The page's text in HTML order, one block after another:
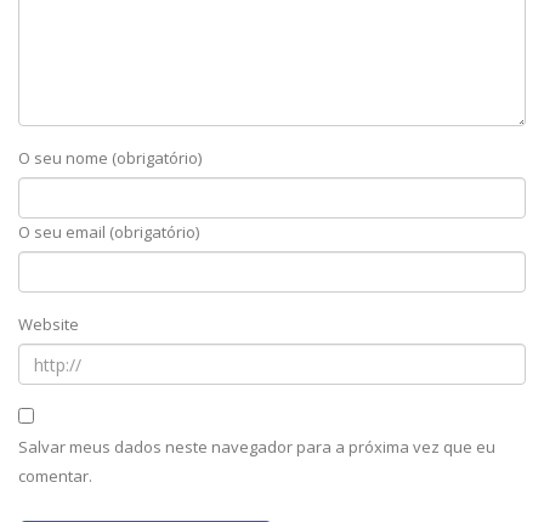
O seu nome (obrigatório)
O seu email (obrigatório)
Website
Salvar meus dados neste navegador para a próxima vez que eu
comentar.